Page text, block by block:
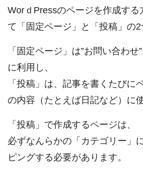
WorｄPressのページを作成する
て「固定ページ」と「投稿」の2
「固定ページ」は”お問い合わ
に利用し、
「投稿」は、記事を書くたびに
の内容（たとえば日記など）に
「投稿」で作成するページは、
必ずなんらかの「カテゴリー」
ピングする必要があります。